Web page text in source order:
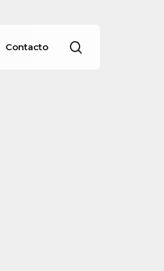
Contacto